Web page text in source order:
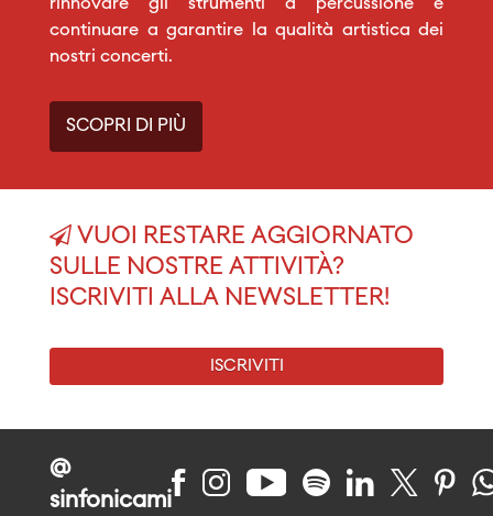
rinnovare gli strumenti a percussione e
continuare a garantire la qualità artistica dei
nostri concerti.
SCOPRI DI PIÙ
VUOI RESTARE AGGIORNATO
SULLE NOSTRE ATTIVITÀ?
ISCRIVITI ALLA NEWSLETTER!
ISCRIVITI
@
sinfonicami